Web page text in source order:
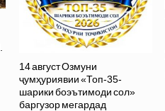
14 август Озмуни
ҷумҳуриявии «Топ-35-
шарики боэътимоди сол»
баргузор мегардад